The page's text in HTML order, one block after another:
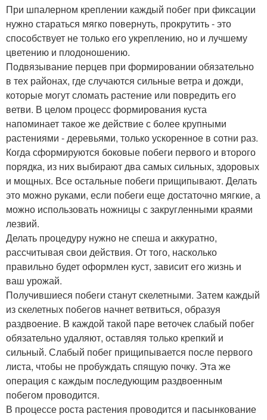
При шпалерном креплении каждый побег при фиксации
нужно стараться мягко повернуть, прокрутить - это
способствует не только его укреплению, но и лучшему
цветению и плодоношению.
Подвязывание перцев при формировании обязательно
в тех районах, где случаются сильные ветра и дожди,
которые могут сломать растение или повредить его
ветви. В целом процесс формирования куста
напоминает такое же действие с более крупными
растениями - деревьями, только ускоренное в сотни раз.
Когда сформируются боковые побеги первого и второго
порядка, из них выбирают два самых сильных, здоровых
и мощных. Все остальные побеги прищипывают. Делать
это можно руками, если побеги еще достаточно мягкие, а
можно использовать ножницы с закругленными краями
лезвий.
Делать процедуру нужно не спеша и аккуратно,
рассчитывая свои действия. От того, насколько
правильно будет оформлен куст, зависит его жизнь и
ваш урожай.
Получившиеся побеги станут скелетными. Затем каждый
из скелетных побегов начнет ветвиться, образуя
раздвоение. В каждой такой паре веточек слабый побег
обязательно удаляют, оставляя только крепкий и
сильный. Слабый побег прищипывается после первого
листа, чтобы не пробуждать спящую почку. Эта же
операция с каждым последующим раздвоенным
побегом проводится.
В процессе роста растения проводится и пасынкование